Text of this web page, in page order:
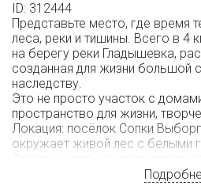
ID: 312444
Представьте место, где время
леса, реки и тишины. Всего в 4
на берегу реки Гладышевка,
созданная для жизни большой
наследству.
Это не просто участок с
пространство для жизни,
Локация: посёлок Сопки
окружает живой лес с белыми
Соседи — только на
большие участки). Полное